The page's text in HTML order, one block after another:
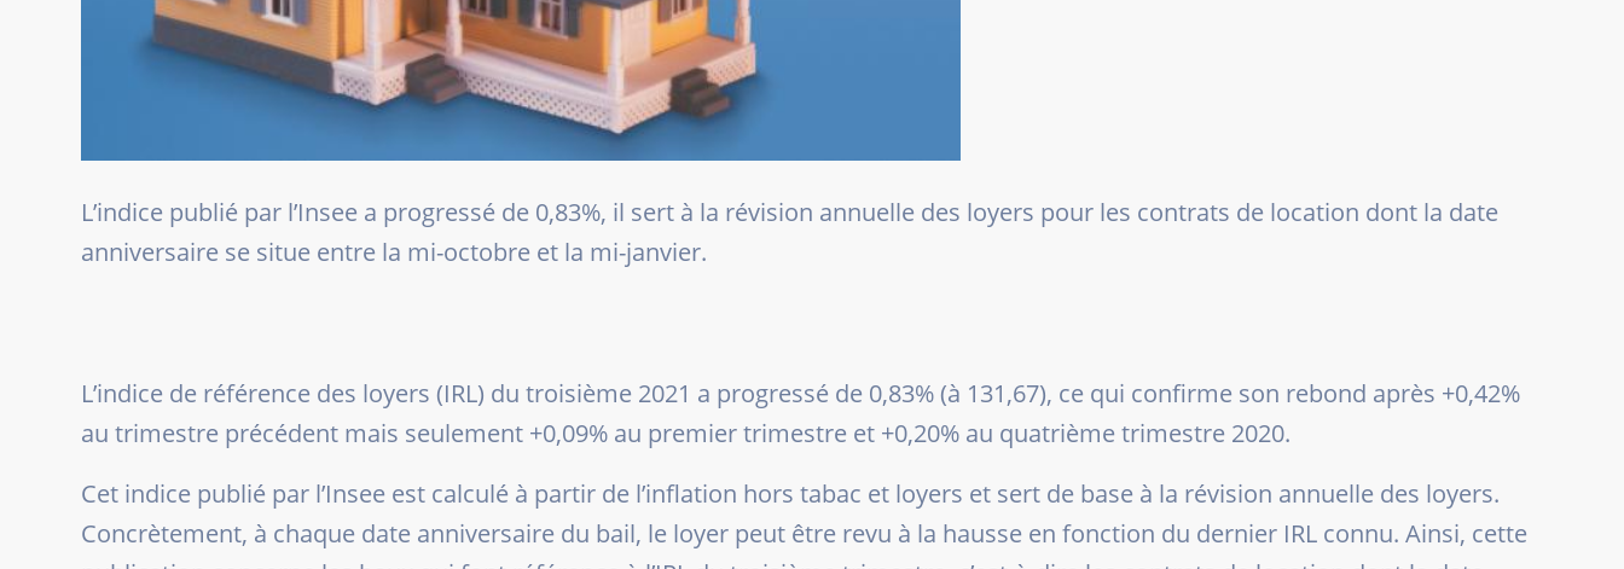
L’indice publié par l’Insee a progressé de 0,83%, il sert à la révision annuelle des loyers pour les contrats de location dont la date
anniversaire se situe entre la mi-octobre et la mi-janvier.
L’indice de référence des loyers (IRL) du troisième 2021 a progressé de 0,83% (à 131,67), ce qui confirme son rebond après +0,42%
au trimestre précédent mais seulement +0,09% au premier trimestre et +0,20% au quatrième trimestre 2020.
Cet indice publié par l’Insee est calculé à partir de l’inflation hors tabac et loyers et sert de base à la révision annuelle des loyers.
Concrètement, à chaque date anniversaire du bail, le loyer peut être revu à la hausse en fonction du dernier IRL connu. Ainsi, cette